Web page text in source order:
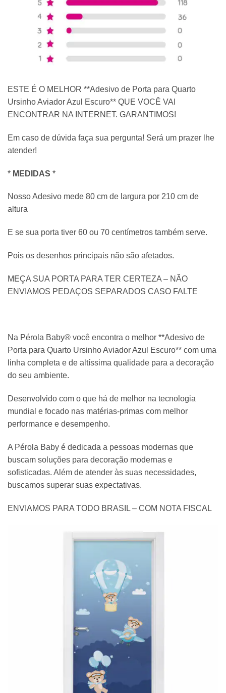
ESTE É O MELHOR **Adesivo de Porta para Quarto
Ursinho Aviador Azul Escuro** QUE VOCÊ VAI
ENCONTRAR NA INTERNET. GARANTIMOS!
Em caso de dúvida faça sua pergunta! Será um prazer lhe
atender!
* MEDIDAS *
Nosso Adesivo mede 80 cm de largura por 210 cm de
altura
E se sua porta tiver 60 ou 70 centímetros também serve.
Pois os desenhos principais não são afetados.
MEÇA SUA PORTA PARA TER CERTEZA – NÃO
ENVIAMOS PEDAÇOS SEPARADOS CASO FALTE
Na Pérola Baby® você encontra o melhor **Adesivo de
Porta para Quarto Ursinho Aviador Azul Escuro** com uma
linha completa e de altíssima qualidade para a decoração
do seu ambiente.
Desenvolvido com o que há de melhor na tecnologia
mundial e focado nas matérias-primas com melhor
performance e desempenho.
A Pérola Baby é dedicada a pessoas modernas que
buscam soluções para decoração modernas e
sofisticadas. Além de atender às suas necessidades,
buscamos superar suas expectativas.
ENVIAMOS PARA TODO BRASIL – COM NOTA FISCAL